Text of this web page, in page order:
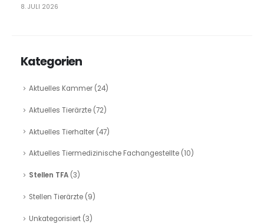
8. JULI 2026
Kategorien
Aktuelles Kammer(24)
Aktuelles Tierärzte(72)
Aktuelles Tierhalter(47)
Aktuelles Tiermedizinische Fachangestellte(10)
Stellen TFA(3)
Stellen Tierärzte(9)
Unkategorisiert(3)